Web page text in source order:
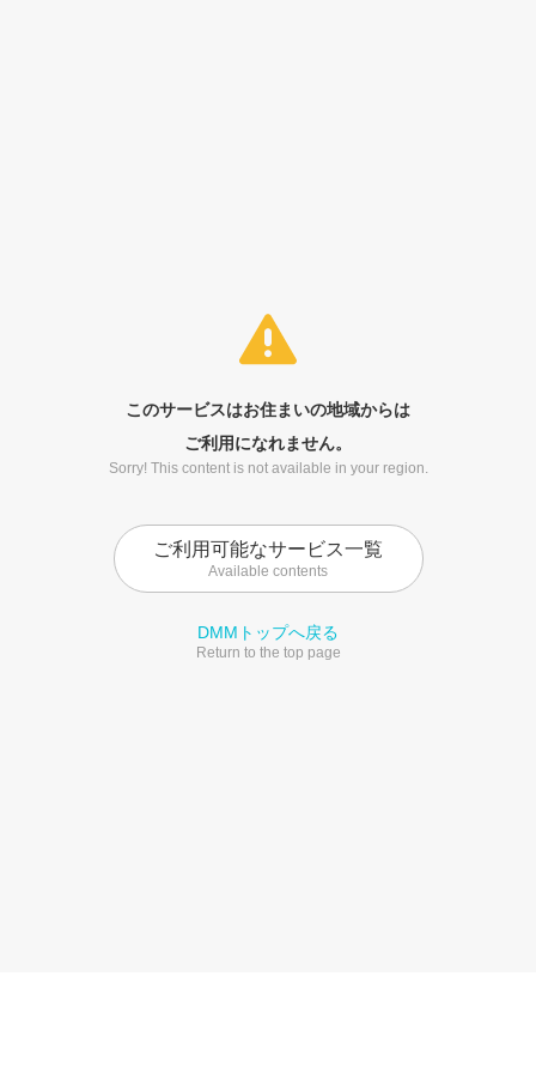
このサービスはお住まいの地域からは
ご利用になれません。
Sorry! This content is not available in your region.
ご利用可能なサービス一覧
Available contents
DMMトップへ戻る
Return to the top page